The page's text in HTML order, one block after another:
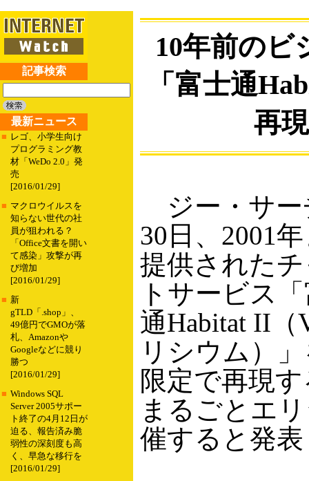
記事検索
最新ニュース
■ レゴ、小学生向け
プログラミング教
材「WeDo 2.0」発
売
[2016/01/29]
■ マクロウイルスを
知らない世代の社
員が狙われる？
「Office文書を開い
て感染」攻撃が再
び増加
[2016/01/29]
■ 新
gTLD「.shop」、
49億円でGMOが落
札、Amazonや
Googleなどに競り
勝つ
[2016/01/29]
■ Windows SQL
Server 2005サポー
ト終了の4月12日が
迫る、報告済み脆
弱性の深刻度も高
く、早急な移行を
[2016/01/29]
10年前のビ
「富士通
再
ジー・サー
30日、2001
提供された
トサービス
通Habitat II（
リシウム）
限定で再現
まるごとエ
催すると発